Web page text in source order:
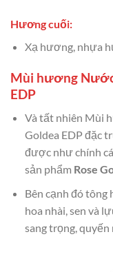
Hương cuối:
Xạ hương, nhựa
Mùi hương
EDP
Và tất nhiên Mùi
Goldea EDP đặc
được như chính
sản phẩm Rose
Bên cạnh đó
hoa nhài, sen và
sang trọng,